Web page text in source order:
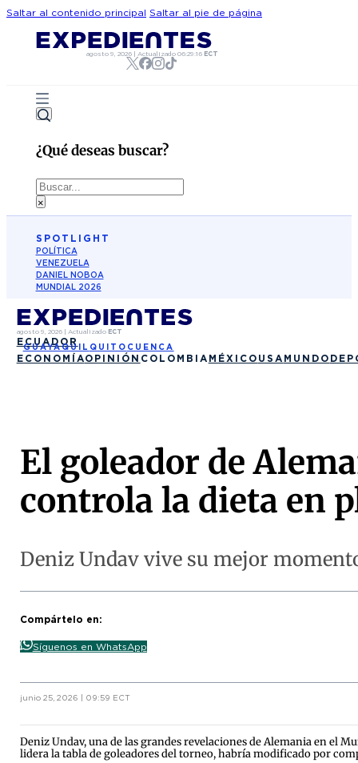
Saltar al contenido principal Saltar al pie de página
agosto 9, 2026| Actualizado 06:29:16 ECT
¿Qué deseas buscar?
Buscar
×
SPOTLIGHT
POLÍTICA
VENEZUELA
DANIEL NOBOA
MUNDIAL 2026
agosto 9, 2026| Actualizado ECT
ECUADOR
GUAYAQUIL QUITO CUENCA
ECONOMÍAOPINIÓN COLOMBIA MÉXICO USA MUNDO
El goleador de
controla la dieta en
Deniz Undav vive su mejor
Compártelo en:
Síguenos en WhatsApp
junio 25, 2026 | 09:59 ECT
Deniz Undav, una de las grandes revelaciones de Alemania en el
lidera la tabla de goleadores del torneo, habría modificado por